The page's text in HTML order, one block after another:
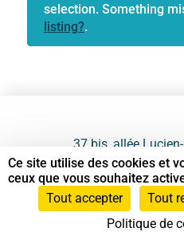
selection. Something
listing?.
37 bis, allée
93190 Livry-Gargan
06 61 87 28 09
Ce site utilise des cookies et
ceux que vous souhaitez
Tout accepter
Tout
Politique de